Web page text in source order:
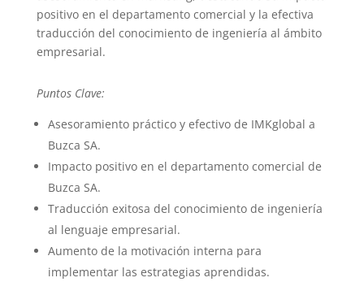
positivo en el departamento comercial y la efectiva
traducción del conocimiento de ingeniería al ámbito
empresarial.
Puntos Clave:
Asesoramiento práctico y efectivo de IMKglobal a
Buzca SA.
Impacto positivo en el departamento comercial de
Buzca SA.
Traducción exitosa del conocimiento de ingeniería
al lenguaje empresarial.
Aumento de la motivación interna para
implementar las estrategias aprendidas.